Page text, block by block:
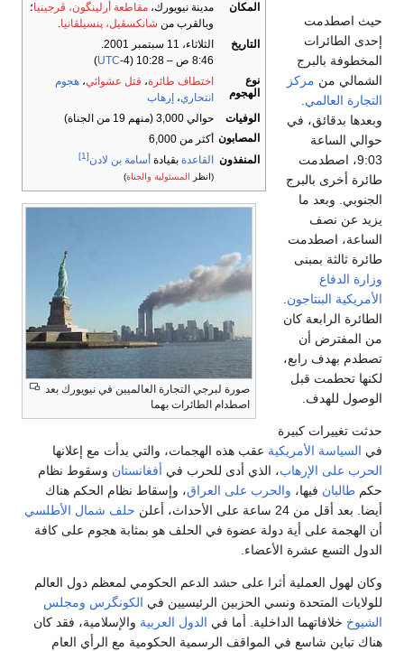
المكان
مدينة نيويورك، مقاطعة أرلينگون، ڤرجينيا؛
وبالقرب من شانكسڤيل، پنسيلڤانيا.
التاريخ
الثلاثاء، 11 سبتمبر 2001.
8:46 ص – 10:28 (
UTC-4)
نوع
الهجوم
اختطاف طائرة، قتل عشوائي، هجوم
انتحاري، إرهاب
الوفيات
حوالي 3,000 (منهم 19 من الجناة)
المصابون أكثر من 6,000
المنفذون
القاعدة بقيادة أسامة بن لادن[1]
(انظر المسئولية والجناة)
صورة لبرجي التجارة العالميين في نيويورك بعد
اصطدام الطائرات بهما
حيث اصطدمت
إحدى الطائرات
المخطوفة بالبرج
الشمالي من مركز
التجارة العالمي
وبعدها بدقائق، في
حوالي الساعة
9:03، اصطدمت
طائرة أخرى بالبرج
الجنوبي. وبعد ما
يزيد عن نصف
الساعة، اصطدمت
طائرة ثالثة بمبنى
وزارة الدفاع
الأمريكية البنتاجون
الطائرة الرابعة كان
من المفترض أن
تصطدم بهدف رابع،
لكنها تحطمت قبل
الوصول للهدف.
حدثت تغييرات كبيرة
في السياسة الأمريكية عقب هذه الهجمات، والتي بدأت مع إعلانها
الحرب على الإرهاب، الذي أدى للحرب في أفغانستان وسقوط نظام
حكم طالبان فيها، والحرب على العراق، وإسقاط نظام الحكم هناك
أيضا. بعد أقل من 24 ساعة على الأحداث، أعلن
حلف شمال الأطلسي
أن الهجمة على أية دولة عضوة في الحلف هو بمثابة هجوم على كافة
الدول التسع عشرة الأعضاء.
وكان لهول العملية أثرا على حشد الدعم الحكومي لمعظم دول العالم
للولايات المتحدة ونسي الحزبين الرئيسيين في الكونگرس ومجلس
الشيوخ خلافاتهما الداخلية. أما في الدول العربية والإسلامية، فقد كان
هناك تباين شاسع في المواقف الرسمية الحكومية مع الرأي العام